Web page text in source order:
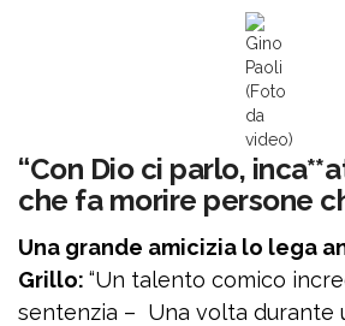
Gino
Paoli
(Foto
da
video)
“Con Dio ci parlo,
che fa morire persone
Una grande amicizia lo lega
Grillo: “Un talento comico
sentenzia – Una volta durante